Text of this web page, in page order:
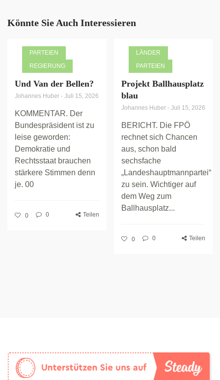
Könnte Sie Auch Interessieren
PARTEIEN
REGIERUNG
Und Van der Bellen?
Johannes Huber - Juli 15, 2026
KOMMENTAR. Der
Bundespräsident ist zu
leise geworden:
Demokratie und
Rechtsstaat brauchen
stärkere Stimmen denn
je. 00
0 0 Teilen
LÄNDER
PARTEIEN
Projekt Ballhausplatz
blau
Johannes Huber - Juli 15, 2026
BERICHT. Die FPÖ
rechnet sich Chancen
aus, schon bald
sechsfache
„Landeshauptmannpartei“
zu sein. Wichtiger auf
dem Weg zum
Ballhausplatz...
0 0 Teilen